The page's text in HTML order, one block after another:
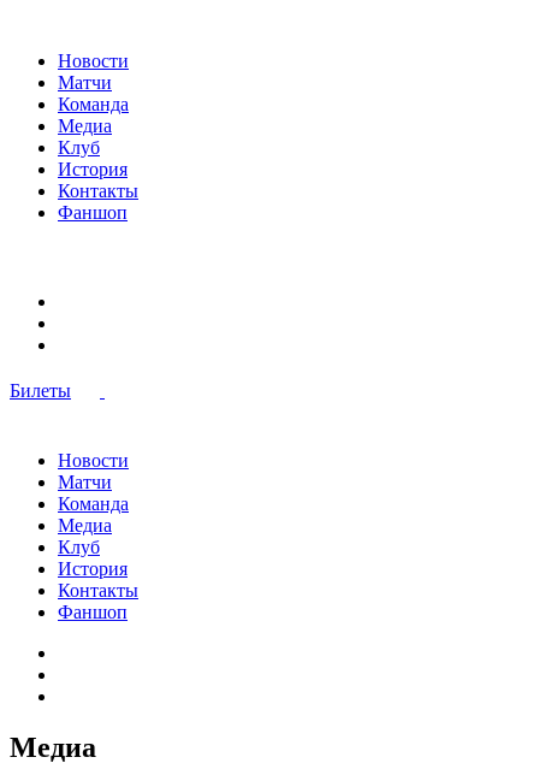
Новости
Матчи
Команда
Медиа
Клуб
История
Контакты
Фаншоп
Билеты
Новости
Матчи
Команда
Медиа
Клуб
История
Контакты
Фаншоп
Медиа